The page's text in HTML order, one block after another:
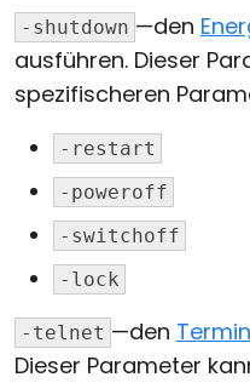
-shutdown —den
ausführen. Dieser
spezifischeren
-restart
-poweroff
-switchoff
-lock
-telnet —den
Dieser Parameter